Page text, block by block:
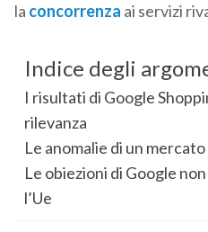
la concorrenza ai servizi
Indice degli
I risultati di Google
rilevanza
Le anomalie di un
Le obiezioni di Google
l’Ue